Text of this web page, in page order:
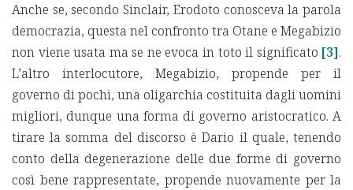
Anche se, secondo Sinclair, Erodoto conosceva la parola
democrazia, questa nel confronto tra Otane e Megabizio
non viene usata ma se ne evoca in toto il significato [3].
L’altro interlocutore, Megabizio, propende per il
governo di pochi, una oligarchia costituita dagli uomini
migliori, dunque una forma di governo aristocratico. A
tirare la somma del discorso è Dario il quale, tenendo
conto della degenerazione delle due forme di governo
così bene rappresentate, propende nuovamente per la